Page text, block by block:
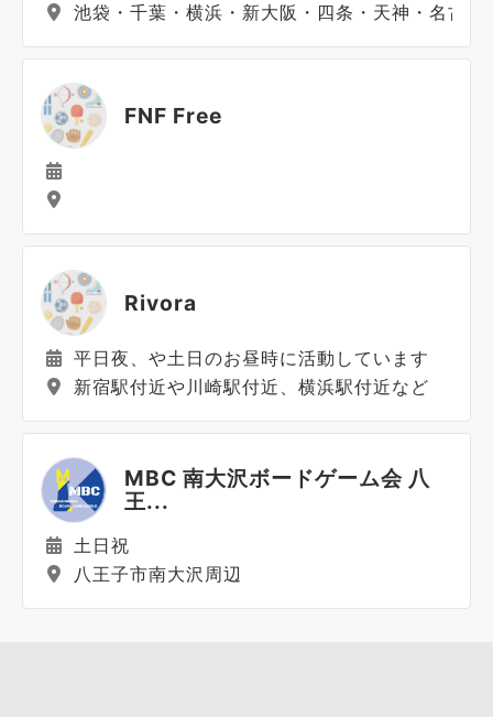
池袋・千葉・横浜・新大阪・四条・天神・名古
FNF Free
Rivora
平日夜、や土日のお昼時に活動しています
新宿駅付近や川崎駅付近、横浜駅付近など
MBC 南大沢ボードゲーム会 八
王...
土日祝
八王子市南大沢周辺